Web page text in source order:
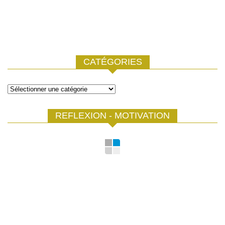
CATÉGORIES
Catégories
REFLEXION - MOTIVATION